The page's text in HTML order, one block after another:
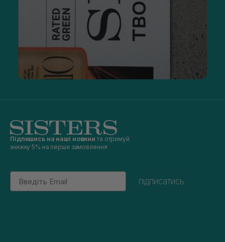
Підпишись на наші новини та отримуй
знижку 5% на перше замовлення
Email
підписатись